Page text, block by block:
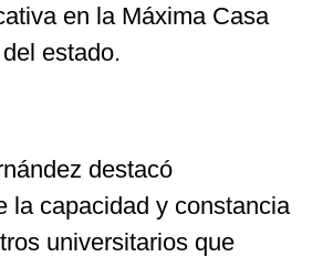
Nosotros
en la Máxima Casa
estado.
destacó
la capacidad y constancia
universitarios que